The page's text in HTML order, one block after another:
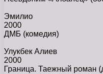
Эмилио
2000
ДМБ (комедия)
Улукбек Алиев
2000
Граница. Таежный роман